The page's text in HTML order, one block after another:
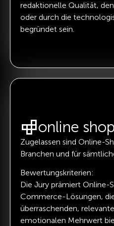
redaktionelle Qualität,
oder durch die
begründet sein.
online shop
Zugelassen sind Online-
Branchen und für
Bewertungskriterien:
Die Jury prämiert Online-
Commerce-Lösungen,
überraschenden,
emotionalen Mehrwert